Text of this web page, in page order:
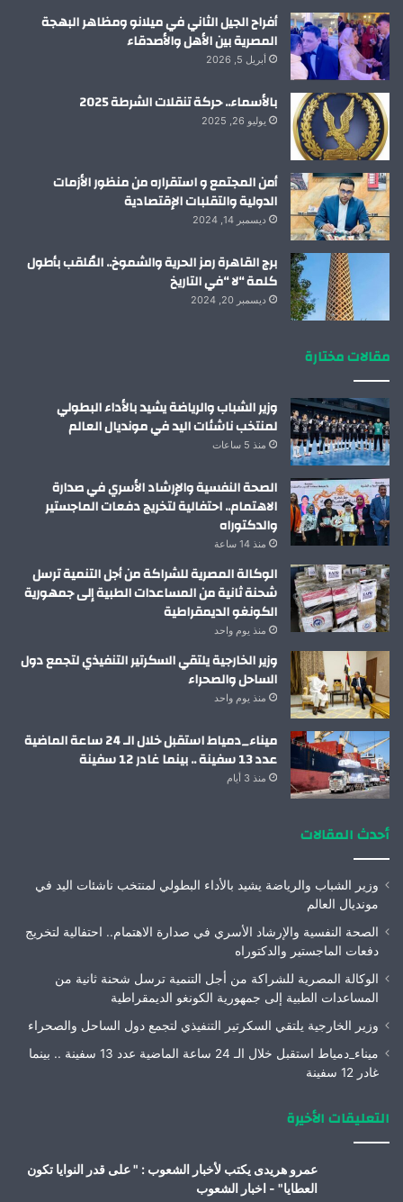
أفراح الجيل الثاني في ميلانو ومظاهر البهجة
المصرية بين الأهل والأصدقاء
أبريل 5, 2026
بالأسماء.. حركة تنقلات الشرطة 2025
يوليو 26, 2025
أمن المجتمع و استقراره من منظور الأزمات
الدولية والتقلبات الإقتصادية
ديسمبر 14, 2024
برج القاهرة رمز الحرية والشموخ.. المُلقب بأطول
كلمة “لا “في التاريخ
ديسمبر 20, 2024
مقالات مختارة
وزير الشباب والرياضة يشيد بالأداء البطولي
لمنتخب ناشئات اليد في مونديال العالم
منذ 5 ساعات
الصحة النفسية والإرشاد الأسري في صدارة
الاهتمام.. احتفالية لتخريج دفعات الماجستير
والدكتوراه
منذ 14 ساعة
الوكالة المصرية للشراكة من أجل التنمية ترسل
شحنة ثانية من المساعدات الطبية إلى جمهورية
الكونغو الديمقراطية
منذ يوم واحد
وزير الخارجية يلتقي السكرتير التنفيذي لتجمع دول
الساحل والصحراء
منذ يوم واحد
ميناء_دمياط استقبل خلال الـ 24 ساعة الماضية
عدد 13 سفينة .. بينما غادر 12 سفينة
منذ 3 أيام
أحدث المقالات
وزير الشباب والرياضة يشيد بالأداء البطولي لمنتخب ناشئات اليد في
مونديال العالم
الصحة النفسية والإرشاد الأسري في صدارة الاهتمام.. احتفالية لتخريج
دفعات الماجستير والدكتوراه
الوكالة المصرية للشراكة من أجل التنمية ترسل شحنة ثانية من
المساعدات الطبية إلى جمهورية الكونغو الديمقراطية
وزير الخارجية يلتقي السكرتير التنفيذي لتجمع دول الساحل والصحراء
ميناء_دمياط استقبل خلال الـ 24 ساعة الماضية عدد 13 سفينة .. بينما
غادر 12 سفينة
التعليقات الأخيرة
عمرو هريدى يكتب لأخبار الشعوب : " على قدر النوايا تكون
العطايا" - اخبار الشعوب